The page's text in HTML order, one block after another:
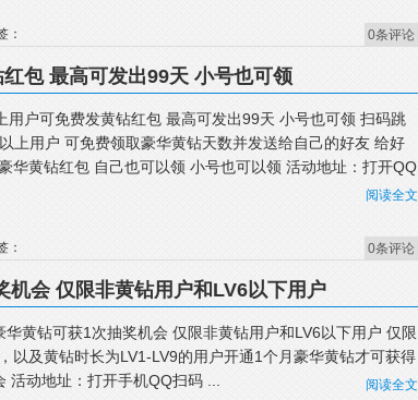
0条评论
：
包 最高可发出99天 小号也可领
用户可免费发黄钻红包 最高可发出99天 小号也可领 扫码跳
上用户 可免费领取豪华黄钻天数并发送给自己的好友 给好
华黄钻红包 自己也可以领 小号也可以领 活动地址：打开QQ
阅读全文
0条评论
：
机会 仅限非黄钻用户和LV6以下用户
华黄钻可获1次抽奖机会 仅限非黄钻用户和LV6以下用户 仅限
以及黄钻时长为LV1-LV9的用户开通1个月豪华黄钻才可获得
活动地址：打开手机QQ扫码 ...
阅读全文